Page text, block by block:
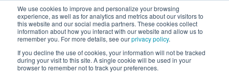
We use cookies to improve and personalize your browsing
experience, as well as for analytics and metrics about our visitors to
this website and our social media partners. These cookies collect
information about how you interact with our website and allow us to
remember you. For more details, see ourprivacy policy.
If you decline the use of cookies, your information will not be tracked
during your visit to this site. A single cookie will be used in your
browser to remember not to track your preferences.
EN
Retour au blogue